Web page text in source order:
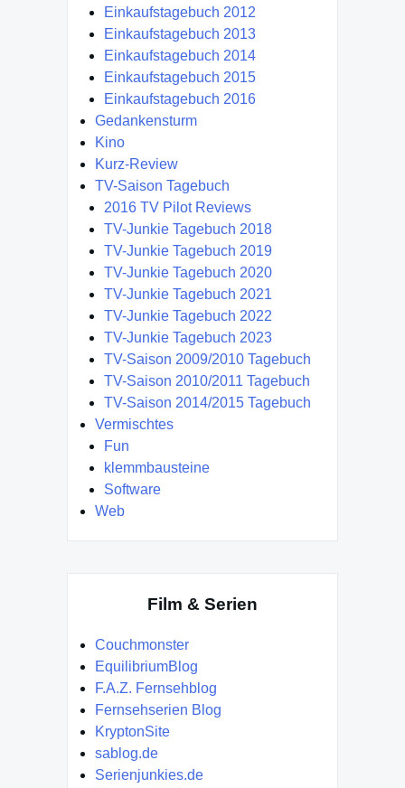
Einkaufstagebuch 2012
Einkaufstagebuch 2013
Einkaufstagebuch 2014
Einkaufstagebuch 2015
Einkaufstagebuch 2016
Gedankensturm
Kino
Kurz-Review
TV-Saison Tagebuch
2016 TV Pilot Reviews
TV-Junkie Tagebuch 2018
TV-Junkie Tagebuch 2019
TV-Junkie Tagebuch 2020
TV-Junkie Tagebuch 2021
TV-Junkie Tagebuch 2022
TV-Junkie Tagebuch 2023
TV-Saison 2009/2010 Tagebuch
TV-Saison 2010/2011 Tagebuch
TV-Saison 2014/2015 Tagebuch
Vermischtes
Fun
klemmbausteine
Software
Web
Film & Serien
Couchmonster
EquilibriumBlog
F.A.Z. Fernsehblog
Fernsehserien Blog
KryptonSite
sablog.de
Serienjunkies.de